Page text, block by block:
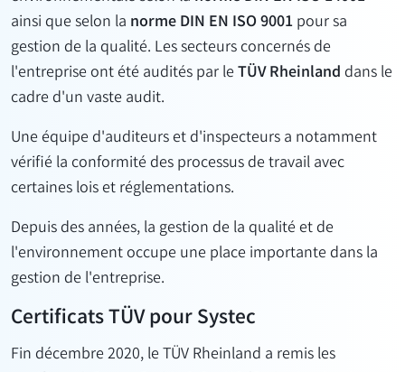
ainsi que selon la norme DIN EN ISO 9001pour sa
gestion de la qualité. Les secteurs concernés de
l'entreprise ont été audités par leTÜV Rheinlanddans le
cadre d'un vaste audit.
Une équipe d'auditeurs et d'inspecteurs a notamment
vérifié la conformité des processus de travail avec
certaines lois et réglementations.
Depuis des années, la gestion de la qualité et de
l'environnement occupe une place importante dans la
gestion de l'entreprise.
Certificats TÜV pour Systec
Fin décembre 2020, le TÜV Rheinland a remis les